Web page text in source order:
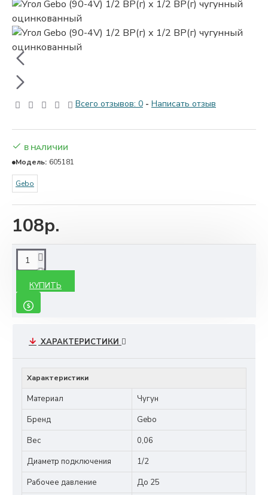
Всего отзывов: 0 - Написать отзыв
108р.
В НАЛИЧИИ
Модель: 605181
Gebo
КУПИТЬ
ХАРАКТЕРИСТИКИ
Характеристики
Материал
Чугун
Бренд
Gebo
Вес
0,06
Диаметр подключения
1/2
Рабочее давление
До 25